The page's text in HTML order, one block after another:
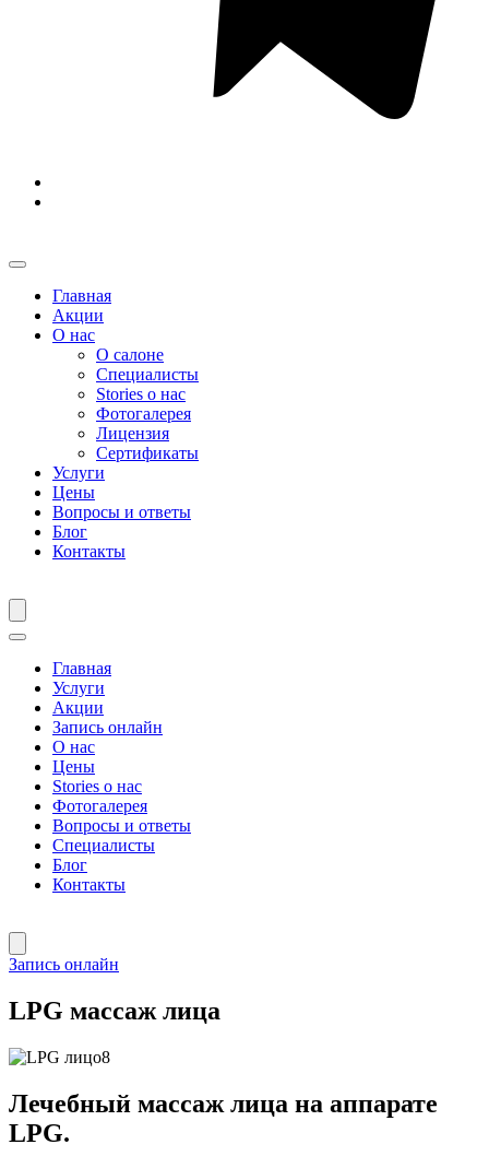
Главная
Акции
О нас
О салоне
Специалисты
Stories о нас
Фотогалерея
Лицензия
Сертификаты
Услуги
Цены
Вопросы и ответы
Блог
Контакты
Главная
Услуги
Акции
Запись онлайн
О нас
Цены
Stories о нас
Фотогалерея
Вопросы и ответы
Специалисты
Блог
Контакты
Запись онлайн
LPG массаж лица
Лечебный массаж лица на аппарате
LPG.